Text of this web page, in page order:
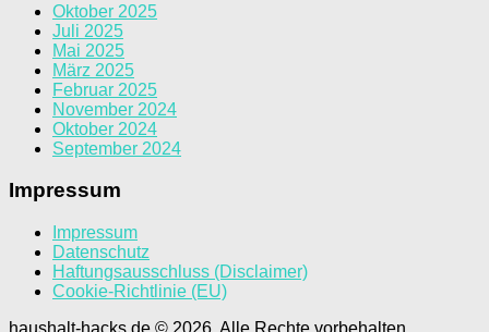
Oktober 2025
Juli 2025
Mai 2025
März 2025
Februar 2025
November 2024
Oktober 2024
September 2024
Impressum
Impressum
Datenschutz
Haftungsausschluss (Disclaimer)
Cookie-Richtlinie (EU)